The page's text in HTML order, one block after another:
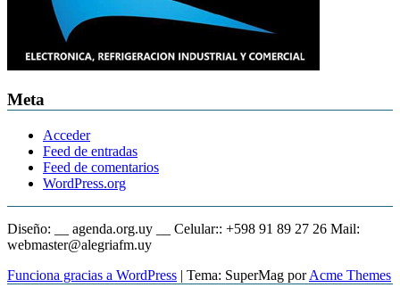
Meta
Acceder
Feed de entradas
Feed de comentarios
WordPress.org
Diseño: __ agenda.org.uy __ Celular:: +598 91 89 27 26 Mail:
webmaster@alegriafm.uy
Funciona gracias a WordPress | Tema: SuperMag porAcme Themes